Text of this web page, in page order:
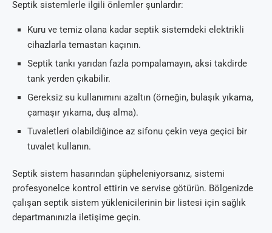
Septik sistemlerle ilgili önlemler şunlardır:
Kuru ve temiz olana kadar septik sistemdeki elektrikli
cihazlarla temastan kaçının.
Septik tankı yarıdan fazla pompalamayın, aksi takdirde
tank yerden çıkabilir.
Gereksiz su kullanımını azaltın (örneğin, bulaşık yıkama,
çamaşır yıkama, duş alma).
Tuvaletleri olabildiğince az sifonu çekin veya geçici bir
tuvalet kullanın.
Septik sistem hasarından şüpheleniyorsanız, sistemi
profesyonelce kontrol ettirin ve servise götürün. Bölgenizde
çalışan septik sistem yüklenicilerinin bir listesi için sağlık
departmanınızla iletişime geçin.